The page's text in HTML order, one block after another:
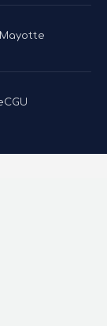
Mayotte
CGU